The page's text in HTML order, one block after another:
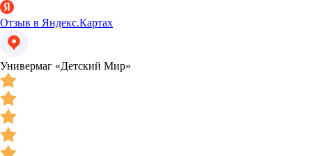
Отзыв в Яндекс.Картах
Универмаг «Детский Мир»